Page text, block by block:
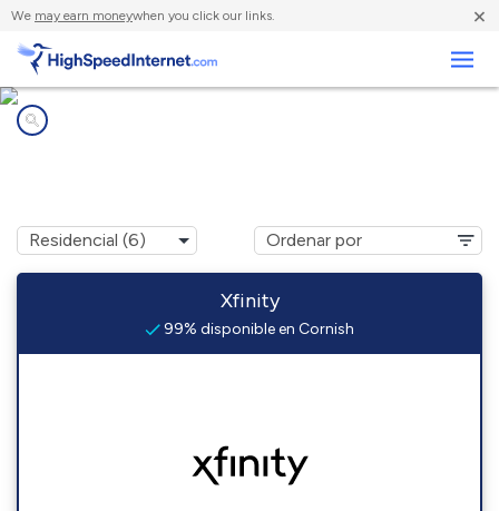
We may earn moneywhen you click our links. ×
Xfinity
99% disponible en Cornish